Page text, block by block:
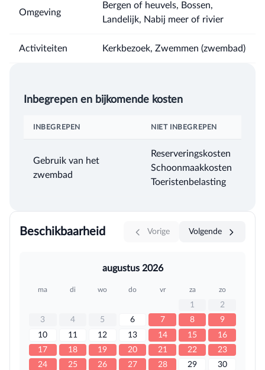
Omgeving
Bergen of heuvels, Bossen,
Landelijk, Nabij meer of rivier
Activiteiten Kerkbezoek, Zwemmen (zwembad)
Inbegrepen en bijkomende kosten
INBEGREPEN NIET INBEGREPEN
Gebruik van het
zwembad
Reserveringskosten
Schoonmaakkosten
Toeristenbelasting
Beschikbaarheid Vorige Volgende
augustus 2026
ma di wo do vr za zo
1
2
3
4 5 6 7 8
9
10
11 12 13 14 15
16
17
18 19 20 21 22
23
24
25 26 27 28 29
30